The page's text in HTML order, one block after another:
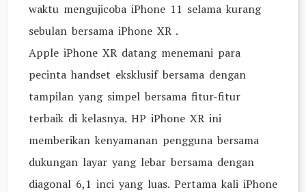
waktu mengujicoba iPhone 11 selama kurang
sebulan bersama iPhone XR .
Apple iPhone XR datang menemani para
pecinta handset eksklusif bersama dengan
tampilan yang simpel bersama fitur-fitur
terbaik di kelasnya. HP iPhone XR ini
memberikan kenyamanan pengguna bersama
dukungan layar yang lebar bersama dengan
diagonal 6,1 inci yang luas. Pertama kali iPhone